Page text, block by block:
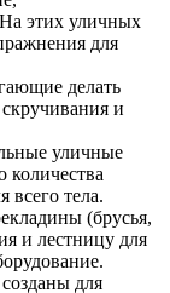
этих уличных
для
делать
и
уличные
всего тела.
(брусья,
и лестницу для
для